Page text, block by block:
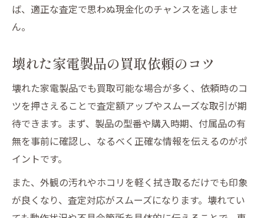
ば、適正な査定で思わぬ現金化のチャンスを逃しませ
ん。
壊れた家電製品の買取依頼のコツ
壊れた家電製品でも買取可能な場合が多く、依頼時のコ
ツを押さえることで査定額アップやスムーズな取引が期
待できます。まず、製品の型番や購入時期、付属品の有
無を事前に確認し、なるべく正確な情報を伝えるのがポ
イントです。
また、外観の汚れやホコリを軽く拭き取るだけでも印象
が良くなり、査定対応がスムーズになります。壊れてい